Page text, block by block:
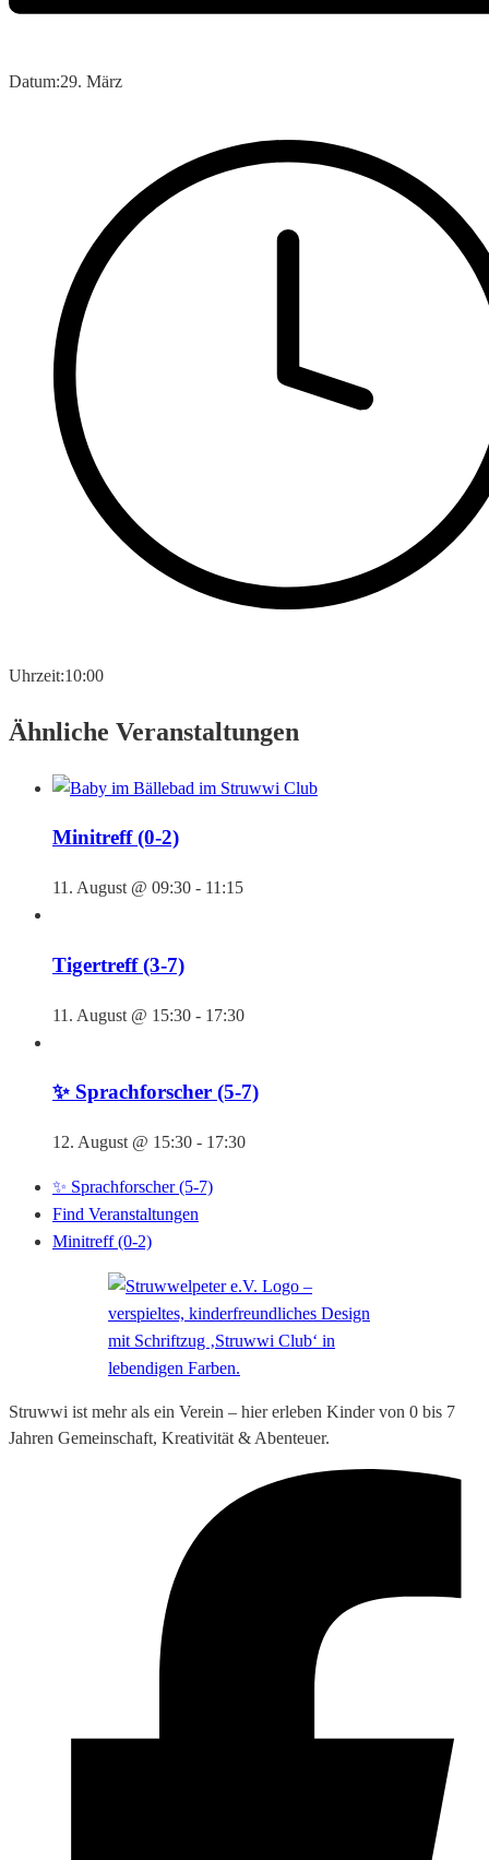
Datum:29. März
Uhrzeit:10:00
Ähnliche Veranstaltungen
Minitreff (0-2)
11. August @ 09:30 - 11:15
Tigertreff (3-7)
11. August @ 15:30 - 17:30
✨ Sprachforscher (5-7)
12. August @ 15:30 - 17:30
✨ Sprachforscher (5-7)
Find Veranstaltungen
Minitreff (0-2)
Struwwi ist mehr als ein Verein – hier erleben Kinder von 0 bis 7
Jahren Gemeinschaft, Kreativität & Abenteuer.